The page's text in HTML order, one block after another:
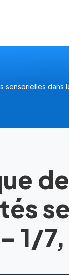
sensorielles dans
de
1/